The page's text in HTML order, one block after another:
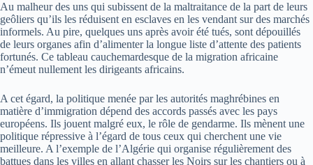
Au malheur des uns qui subissent de la maltraitance de la part de leurs
geôliers qu’ils les réduisent en esclaves en les vendant sur des marchés
informels. Au pire, quelques uns après avoir été tués, sont dépouillés
de leurs organes afin d’alimenter la longue liste d’attente des patients
fortunés. Ce tableau cauchemardesque de la migration africaine
n’émeut nullement les dirigeants africains.
A cet égard, la politique menée par les autorités maghrébines en
matière d’immigration dépend des accords passés avec les pays
européens. Ils jouent malgré eux, le rôle de gendarme. Ils mènent une
politique répressive à l’égard de tous ceux qui cherchent une vie
meilleure. A l’exemple de l’Algérie qui organise régulièrement des
battues dans les villes en allant chasser les Noirs sur les chantiers ou à